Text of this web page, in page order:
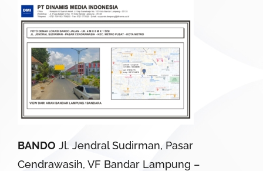
BANDO Jl. Jendral Sudirman, Pasar
Cendrawasih, VF Bandar Lampung –